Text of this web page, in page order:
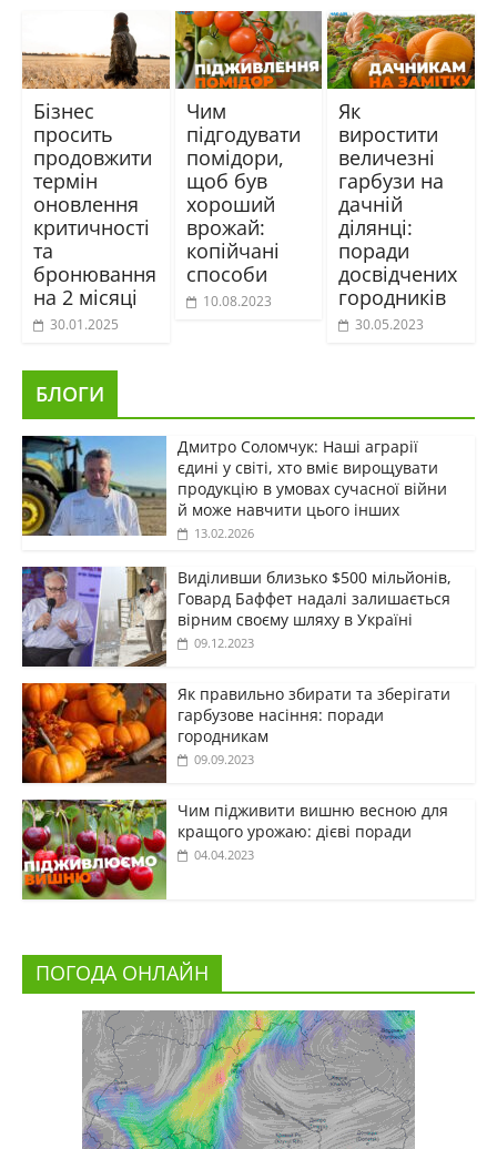
Бізнес
просить
продовжити
термін
оновлення
критичності
та
бронювання
на 2 місяці
30.01.2025
Чим
підгодувати
помідори,
щоб був
хороший
врожай:
копійчані
способи
10.08.2023
Як
виростити
величезні
гарбузи на
дачній
ділянці:
поради
досвідчених
городників
30.05.2023
БЛОГИ
Дмитро Соломчук: Наші аграрії
єдині у світі, хто вміє вирощувати
продукцію в умовах сучасної війни
й може навчити цього інших
13.02.2026
Виділивши близько $500 мільйонів,
Говард Баффет надалі залишається
вірним своєму шляху в Україні
09.12.2023
Як правильно збирати та зберігати
гарбузове насіння: поради
городникам
09.09.2023
Чим підживити вишню весною для
кращого урожаю: дієві поради
04.04.2023
ПОГОДА ОНЛАЙН